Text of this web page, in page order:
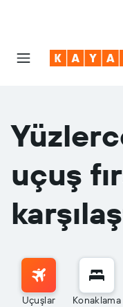
uçuş
Uçuşlar Konaklama